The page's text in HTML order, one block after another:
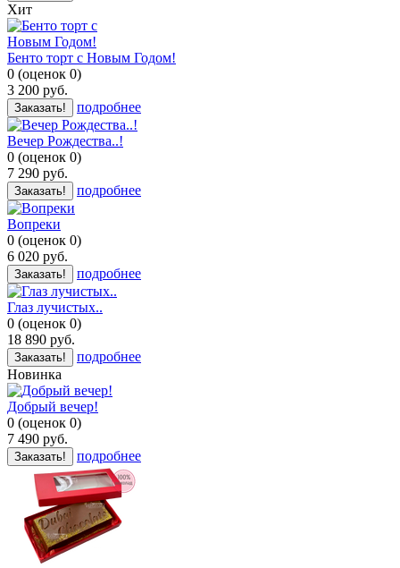
Хит
Бенто торт с Новым Годом!
0 (оценок 0)
3 200 руб.
Заказать! подробнее
Вечер Рождества..!
0 (оценок 0)
7 290 руб.
Заказать! подробнее
Вопреки
0 (оценок 0)
6 020 руб.
Заказать! подробнее
Глаз лучистых..
0 (оценок 0)
18 890 руб.
Заказать!
подробнее
Новинка
Добрый вечер!
0 (оценок 0)
7 490 руб.
Заказать! подробнее